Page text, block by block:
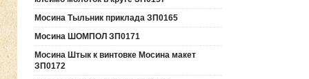
Мосина Тыльник приклада ЗП0165
Мосина ШОМПОЛ ЗП0171
Мосина Штык к винтовке Мосина макет
ЗП0172